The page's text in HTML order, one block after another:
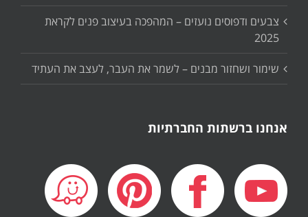
צבעים ודפוסים נועזים – המהפכה בעיצוב פנים לקראת
2025
שימור ושחזור מבנים – לשמר את העבר, לעצב את העתיד
אנחנו ברשתות החברתיות